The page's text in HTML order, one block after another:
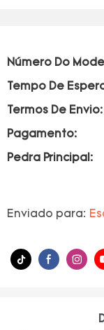
Número Do
Tempo De
Termos De Envio:
Pagamento:
Pedra Principal:
Enviado para: